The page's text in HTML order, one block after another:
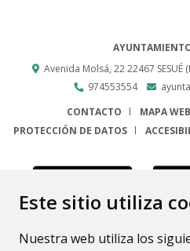
Este sitio utiliza
Nuestra web utiliza los
Avenida Molsá, 2222467 SESUÉ
974553554
CONTACTO
MAPA WEB
PROTECCIÓN DE DATOS